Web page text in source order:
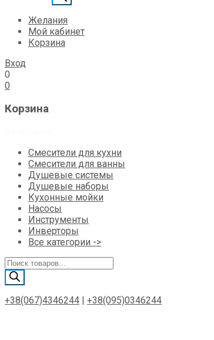
Желания
Мой кабинет
Корзина
Вход
0
0
Корзина
Смесители для кухни
Смесители для ванны
Душевые системы
Душевые наборы
Кухонные мойки
Насосы
Инструменты
Инверторы
Все категории ->
Поиск
товаров
+38(067)4346244 | +38(095)0346244